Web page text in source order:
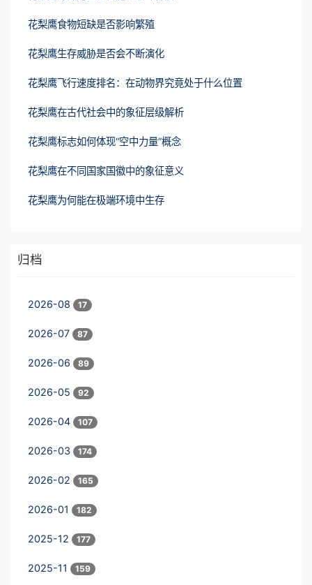
花梨鹰食物短缺是否影响繁殖
花梨鹰生存威胁是否会不断演化
花梨鹰飞行速度排名：在动物界究竟处于什么位置
花梨鹰在古代社会中的象征层级解析
花梨鹰标志如何体现“空中力量”概念
花梨鹰在不同国家国徽中的象征意义
花梨鹰为何能在极端环境中生存
归档
2026-08 17
2026-07 87
2026-06 89
2026-05 92
2026-04 107
2026-03 174
2026-02 165
2026-01 182
2025-12 177
2025-11 159